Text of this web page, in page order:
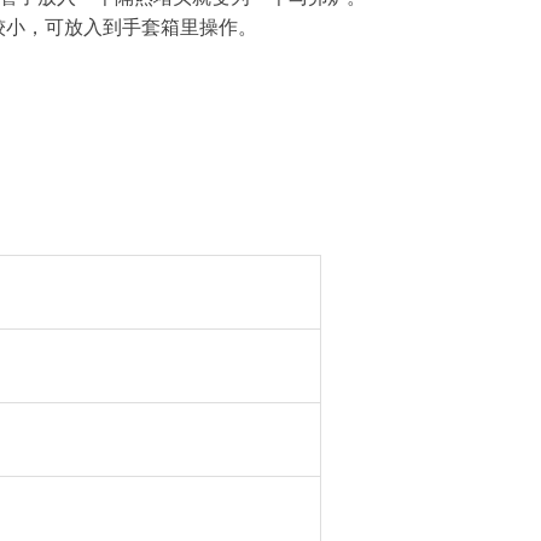
，可放入到手套箱里操作。